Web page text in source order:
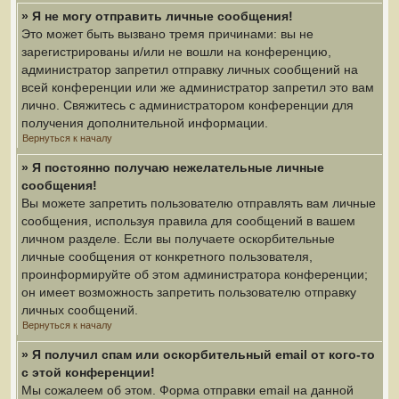
» Я не могу отправить личные сообщения!
Это может быть вызвано тремя причинами: вы не
зарегистрированы и/или не вошли на конференцию,
администратор запретил отправку личных сообщений на
всей конференции или же администратор запретил это вам
лично. Свяжитесь с администратором конференции для
получения дополнительной информации.
Вернуться к началу
» Я постоянно получаю нежелательные личные
сообщения!
Вы можете запретить пользователю отправлять вам личные
сообщения, используя правила для сообщений в вашем
личном разделе. Если вы получаете оскорбительные
личные сообщения от конкретного пользователя,
проинформируйте об этом администратора конференции;
он имеет возможность запретить пользователю отправку
личных сообщений.
Вернуться к началу
» Я получил спам или оскорбительный email от кого-то
с этой конференции!
Мы сожалеем об этом. Форма отправки email на данной